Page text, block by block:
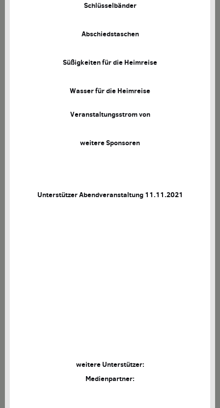
Schlüsselbänder
Abschiedstaschen
Süßigkeiten für die Heimreise
Wasser für die Heimreise
Veranstaltungsstrom von
weitere Sponsoren
Unterstützer Abendveranstaltung 11.11.2021
weitere Unterstützer:
Medienpartner: